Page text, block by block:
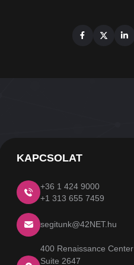
KAPCSOLAT
+36 1 424 9000
+1 313 655 7459
segitunk@42NET.hu
400 Renaissance Center
Suite 2647